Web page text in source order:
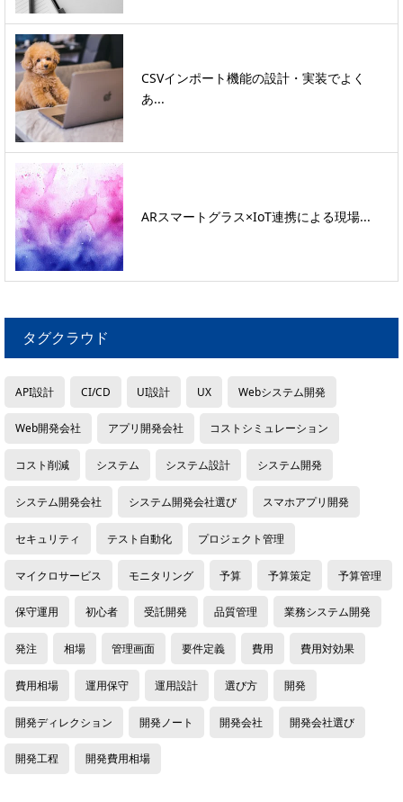
CSVインポート機能の設計・実装でよく
あ...
ARスマートグラス×IoT連携による現場...
タグクラウド
API設計 CI/CD UI設計 UX Webシステム開発
Web開発会社 アプリ開発会社 コストシミュレーション
コスト削減 システム システム設計 システム開発
システム開発会社 システム開発会社選び スマホアプリ開発
セキュリティ テスト自動化 プロジェクト管理
マイクロサービス モニタリング 予算 予算策定 予算管理
保守運用 初心者 受託開発 品質管理 業務システム開発
発注 相場 管理画面 要件定義 費用 費用対効果
費用相場 運用保守 運用設計 選び方 開発
開発ディレクション 開発ノート 開発会社 開発会社選び
開発工程 開発費用相場